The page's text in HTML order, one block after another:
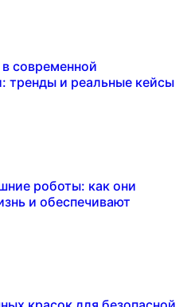
современной
тренды и реальные кейсы
роботы: как они
и обеспечивают